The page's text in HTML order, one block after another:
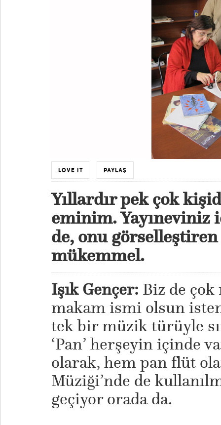
LOVE IT PAYLAŞ
Yıllardır pek çok
eminim.
de, onu görselleştiren
mükemmel.
Işık Gençer: Biz de
makam ismi olsun
tek bir müzik türüyle
‘Pan’ herşeyin içinde
olarak, hem pan flüt
Müziği’nde de
geçiyor orada da.